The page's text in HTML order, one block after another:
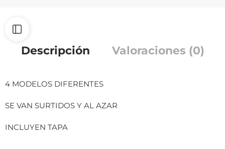
Descripción Valoraciones (0)
4 MODELOS DIFERENTES
SE VAN SURTIDOS Y AL AZAR
INCLUYEN TAPA